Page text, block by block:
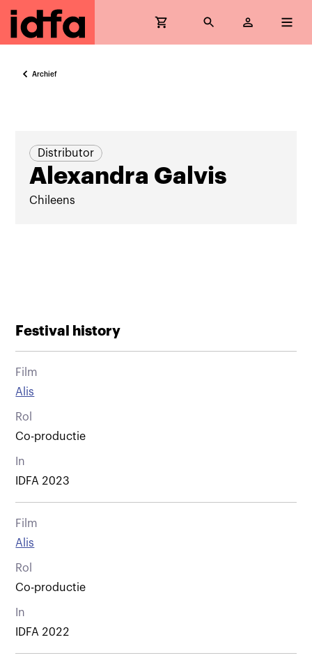
Archief
Distributor
Alexandra Galvis
Chileens
Festival history
Film
Alis
Rol
Co-productie
In
IDFA 2023
Film
Alis
Rol
Co-productie
In
IDFA 2022